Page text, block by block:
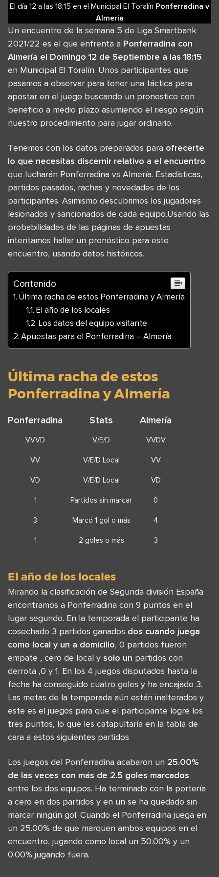
El día 12 a las 18:15 en el Municipal El Toralín Ponferradina v
Almería
Un encuentro de la semana 5 de Liga Smartbank
2021/22 es el que enfrenta a Ponferradina con
Almería el Domingo 12 de Septiembre a las 18:15
en Municipal El Toralín. Unos participantes que
pasamos a observar para tener una táctica para
apostar en el juego buscando un pronostico con
beneficio a medio plazo asumiendo el riesgo según
nuestro procedimiento para jugar ordinario.
Tenemos con los datos preparados para ofrecerte
lo que necesitas discernir relativo a el encuentro
que lucharán Ponferradina vs Almería. Estadísticas,
partidos pasados, rachas y novedades de los
participantes. Asimismo descubrimos los jugadores
lesionados y sancionados de cada equipo.Usando las
probabilidades de las páginas de apuestas
intentamos hallar un pronóstico para este
encuentro, usando datos históricos.
Contenido
Última racha de estos Ponferradina y Almería
El año de los locales
Los datos del equipo visitante
Apuestas para el Ponferradina – Almería
Última racha de estos
Ponferradina y Almería
Ponferradina Stats Almería
VVVD V/E/D VVDV
VV V/E/D Local VV
VD V/E/D Local VD
1 Partidos sin marcar 0
3 Marcó 1 gol o más 4
1 2 goles o más 3
El año de los locales
Mirando la clasificación de Segunda división España
encontramos a Ponferradina con 9 puntos en el
lugar segundo. En la temporada el participante ha
cosechado 3 partidos ganados dos cuando juega
como local y un a domicilio, 0 partidos fueron
empate , cero de local y solo un partidos con
derrota ,0 y 1. En los 4 juegos disputados hasta la
fecha ha conseguido cuatro goles y ha encajado 3.
Las metas de la temporada aún están inalterados y
este es el juegos para que el participante logre los
tres puntos, lo que les catapultaría en la tabla de
cara a estos siguientes partidos
Los juegos del Ponferradina acabaron un 25.00%
de las veces con más de 2.5 goles marcados
entre los dos equipos. Ha terminado con la portería
a cero en dos partidos y en un se ha quedado sin
marcar ningún gol. Cuando el Ponferradina juega en
un 25.00% de que marquen ambos equipos en el
encuentro, jugando como local un 50.00% y un
0.00% jugando fuera.